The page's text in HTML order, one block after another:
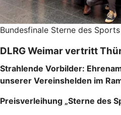
Bundesfinale Sterne des Sports
DLRG Weimar vertritt
Strahlende Vorbilder:
unserer Vereinshelden im
Preisverleihung „Sterne des